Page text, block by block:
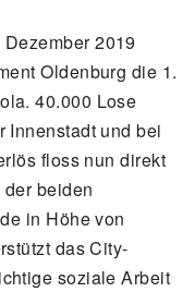
2019
Oldenburg die 1.
40.000 Lose
Innenstadt und bei
floss nun direkt
beiden
in Höhe von
das City-
soziale Arbeit